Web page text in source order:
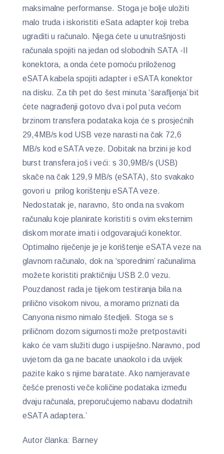
maksimalne performanse. Stoga je bolje uložiti
malo truda i iskoristiti eSata adapter koji treba
ugraditi u računalo. Njega ćete u unutrašnjosti
računala spojiti na jedan od slobodnih SATA -II
konektora, a onda ćete pomoću priloženog
eSATA kabela spojiti adapter i eSATA konektor
na disku. Za tih pet do šest minuta ‘šarafljenja’ bit
ćete nagrađenji gotovo dva i pol puta većom
brzinom transfera podataka koja će s prosjećnih
29,4MB/s kod USB veze narasti na čak 72,6
MB/s kod eSATA veze. Dobitak na brzini je kod
burst transfera još i veći: s 30,9MB/s (USB)
skače na čak 129,9 MB/s (eSATA), što svakako
govori u prilog korištenju eSATA veze.
Nedostatak je, naravno, što onda na svakom
računalu koje planirate koristiti s ovim eksternim
diskom morate imati i odgovarajući konektor.
Optimalno riječenje je je korištenje eSATA veze na
glavnom računalo, dok na ‘sporednim’ računalima
možete koristiti praktičniju USB 2.0 vezu.
Pouzdanost rada je tijekom testiranja bila na
prilično visokom nivou, a moramo priznati da
Canyona nismo nimalo štedjeli. Stoga se s
priličnom dozom sigurnosti može pretpostaviti
kako će vam služiti dugo i uspiješno.Naravno, pod
uvjetom da ga ne bacate unaokolo i da uvijek
pazite kako s njime baratate. Ako namjeravate
češće prenosti veče količine podataka između
dvaju računala, preporučujemo nabavu dodatnih
eSATA adaptera.’
Autor članka: Barney